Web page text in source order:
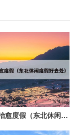
东北自然治愈度假（东北休闲度假好去处）